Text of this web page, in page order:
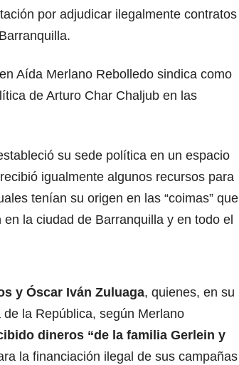
por adjudicar ilegalmente contratos
Aída Merlano Rebolledo sindica como
de Arturo Char Chaljub en las
su sede política en un espacio
igualmente algunos recursos para
tenían su origen en las “coimas” que
la ciudad de Barranquilla y en todo el
y Óscar Iván Zuluaga, quienes, en su
la República, según Merlano
dineros “de la familia Gerlein y
la financiación ilegal de sus campañas